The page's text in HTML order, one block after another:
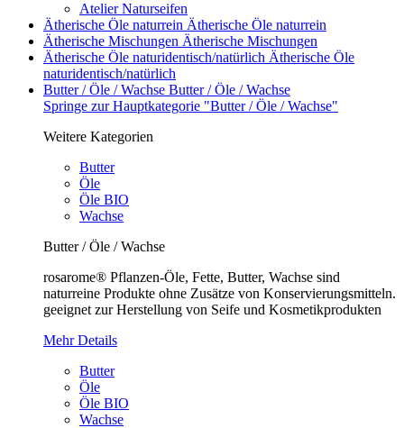
Atelier Naturseifen
Ätherische Öle naturrein Ätherische Öle naturrein
Ätherische Mischungen Ätherische Mischungen
Ätherische Öle naturidentisch/natürlich Ätherische Öle
naturidentisch/natürlich
Butter / Öle / Wachse Butter / Öle / Wachse
Springe zur Hauptkategorie "Butter / Öle / Wachse"
Weitere Kategorien
Butter
Öle
Öle BIO
Wachse
Butter / Öle / Wachse
rosarome® Pflanzen-Öle, Fette, Butter, Wachse sind
naturreine Produkte ohne Zusätze von Konservierungsmitteln.
geeignet zur Herstellung von Seife und Kosmetikprodukten
Mehr Details
Butter
Öle
Öle BIO
Wachse